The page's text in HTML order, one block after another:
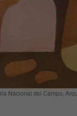
Nacional del Campo,